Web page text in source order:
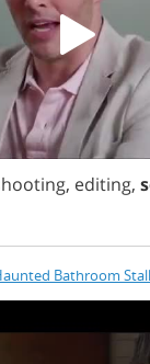
, editing,
Bathroom Stall